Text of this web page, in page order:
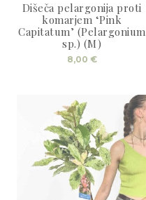
Dišeča pelargonija proti
komarjem ‘Pink
Capitatum’ (Pelargonium
sp.) (M)
8,00 €